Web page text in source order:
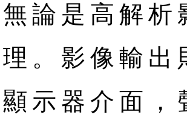
論是高解
。影像輸
示器介面